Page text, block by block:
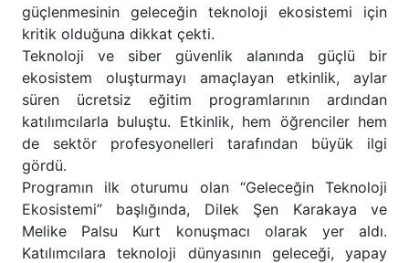
güçlenmesinin geleceğin teknoloji ekosistemi için
kritik olduğuna dikkat çekti.
Teknoloji ve siber güvenlik alanında güçlü bir
ekosistem oluşturmayı amaçlayan etkinlik, aylar
süren ücretsiz eğitim programlarının ardından
katılımcılarla buluştu. Etkinlik, hem öğrenciler hem
de sektör profesyonelleri tarafından büyük ilgi
gördü.
Programın ilk oturumu olan “Geleceğin Teknoloji
Ekosistemi” başlığında, Dilek Şen Karakaya ve
Melike Palsu Kurt konuşmacı olarak yer aldı.
Katılımcılara teknoloji dünyasının geleceği, yapay